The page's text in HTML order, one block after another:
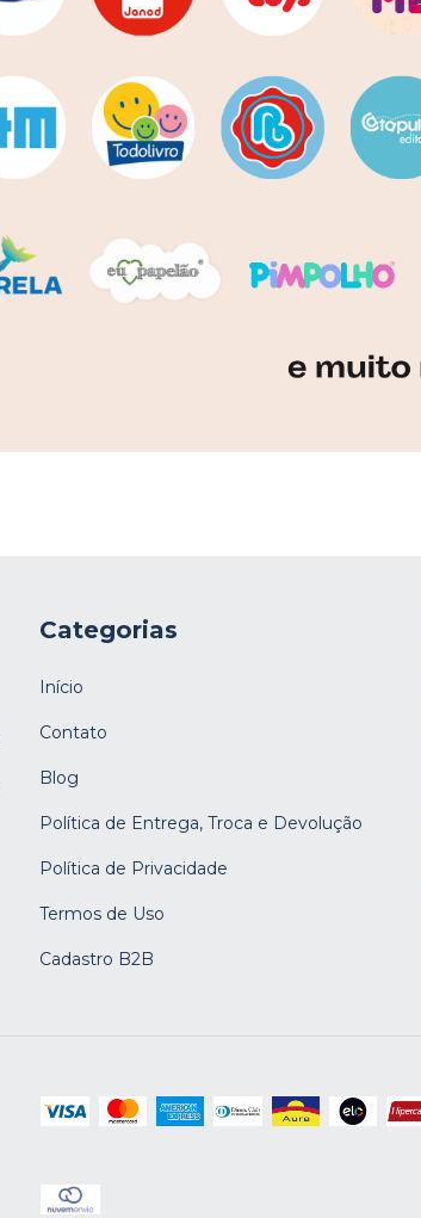
Categorias
Início
Contato
Blog
Política de Entrega, Troca e Devolução
Política de Privacidade
Termos de Uso
Cadastro B2B